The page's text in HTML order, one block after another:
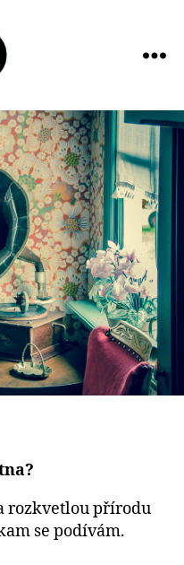
rozkvetlou přírodu
se podívám.